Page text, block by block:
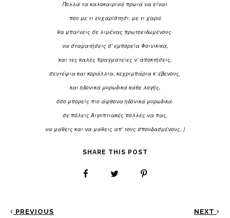
Πολλά τα καλοκαιρινά πρωιά να είναι
που με τι ευχαρίστησι, με τι χαρά
θα μπαίνεις σε λιμένας πρωτοειδωμένους·
να σταματήσεις σ’ εμπορεία Φοινικικά,
και τες καλές πραγμάτειες ν’ αποκτήσεις,
σεντέφια και κοράλλια, κεχριμπάρια κ’ έβενους,
και ηδονικά μυρωδικά κάθε λογής,
όσο μπορείς πιο άφθονα ηδονικά μυρωδικά·
σε πόλεις Aιγυπτιακές πολλές να πας,
να μάθεις και να μάθεις απ’ τους σπουδασμένους. )
SHARE THIS POST
PREVIOUS NEXT